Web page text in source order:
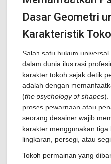
Dasar Geometri
Karakteristik
Salah satu hukum
dalam dunia ilustrasi
karakter tokoh sejak detik
adalah dengan
(the psychology of shapes).
proses pewarnaan atau
seorang desainer wajib
karakter menggunakan tiga
lingkaran, persegi, atau
Tokoh permainan yang